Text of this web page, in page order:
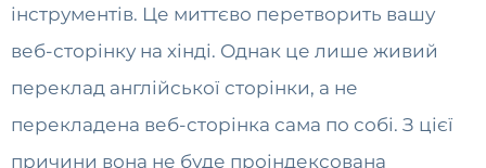
інструментів. Це миттєво перетворить вашу
веб-сторінку на хінді. Однак це лише живий
переклад англійської сторінки, а не
перекладена веб-сторінка сама по собі. З цієї
причини вона не буде проіндексована